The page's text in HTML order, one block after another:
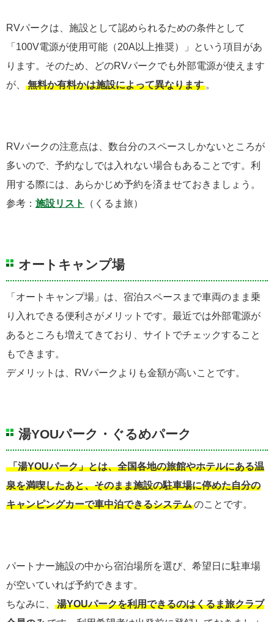
RVパークは、施設として認められるための条件として
「100V電源が使用可能（20A以上推奨）」という項目があ
ります。そのため、どのRVパークでも外部電源が使えます
が、
無料か有料かは施設によって異なります 。
RVパークの注意点は、数台分のスペースしかないところが
多いので、予約なしでは入れない場合もあることです。利
用する際には、あらかじめ予約を済ませておきましょう。
参考： 施設リスト （くるま旅）
オートキャンプ場
「オートキャンプ場」は、宿泊スペースまで車両のまま乗
り入れできる便利さがメリットです。最近では外部電源が
あるところも増えてきており、サイトでチェックすること
もできます。
デメリットは、RVパークよりも金額が高いことです。
湯YOUパーク・ぐるめパーク
「湯YOUパーク」とは、全国各地の旅館やホテルにある温
泉を満喫したあと、そのまま施設の駐車場に停めた自分の
キャンピングカーで車中泊できるシステムのことです。
パートナー施設の中から宿泊場所を選び、希望日に駐車場
が空いていれば予約できます。
ちなみに、
湯YOUパークを利用できるのはくるま旅クラブ